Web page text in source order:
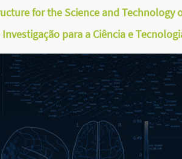
for the Science and Technology
para a Ciência e